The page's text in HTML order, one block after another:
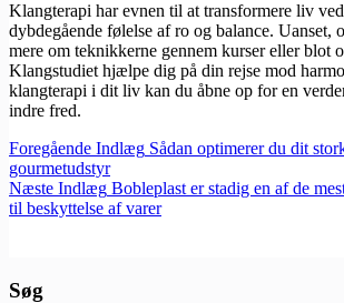
Klangterapi har evnen til at transformere liv
dybdegående følelse af ro og balance. Uanset,
mere om teknikkerne gennem kurser eller blot
Klangstudiet hjælpe dig på din rejse mod
klangterapi i dit liv kan du åbne op for en
indre fred.
Foregående Indlæg Sådan optimerer du dit
gourmetudstyr
Næste Indlæg Bobleplast er stadig en af de
til beskyttelse af varer
Søg